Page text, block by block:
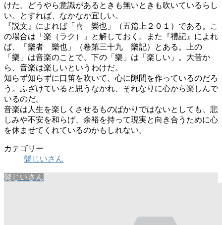
けた。どうやら意識があるときも無いときも吹いているらし
い。とすれば、なかなか宜しい。
『説文』によれば「喜 樂也」（五篇上２０１）である。こ
の場合は「楽（ラク）」と解しておく。また『禮記』によれ
ば、「樂者 樂也」（卷第三十九 樂記）とある。上の
「樂」は音楽のことで、下の「樂」は「楽しい」。大昔か
ら、音楽は楽しいというわけだ。
知らず知らずに口笛を吹いて、心に隙間を作っているのだろ
う。ふざけていると思うなかれ、それなりに心から楽しんで
いるのだ。
音楽は人生を楽しくさせるものばかりではないとしても、悲
しみや不安を和らげ、余裕を持って現実と向き合うために心
を休ませてくれているのかもしれない。
カテゴリー
髭じいさん
髭じいさん